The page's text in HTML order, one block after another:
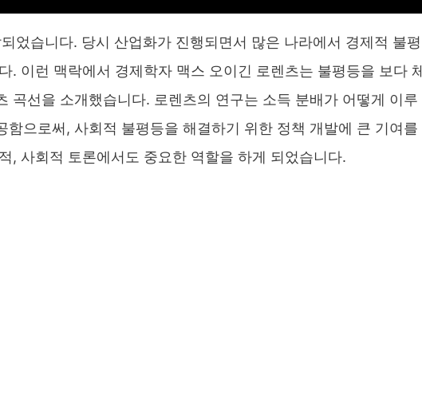
었습니다. 당시 산업화가 진행되면서 많은 나라에서 경제적 불평
. 이런 맥락에서 경제학자 맥스 오이긴 로렌츠는 불평등을 보다
곡선을 소개했습니다. 로렌츠의 연구는 소득 분배가 어떻게 이루
으로써, 사회적 불평등을 해결하기 위한 정책 개발에 큰 기여를
, 사회적 토론에서도 중요한 역할을 하게 되었습니다.